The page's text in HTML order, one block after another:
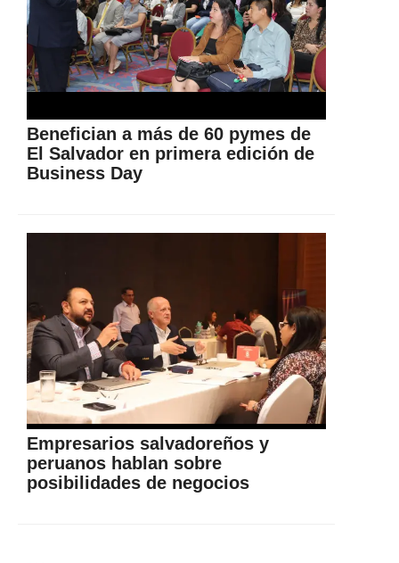
Benefician a más de 60 pymes de
El Salvador en primera edición de
Business Day
Empresarios salvadoreños y
peruanos hablan sobre
posibilidades de negocios